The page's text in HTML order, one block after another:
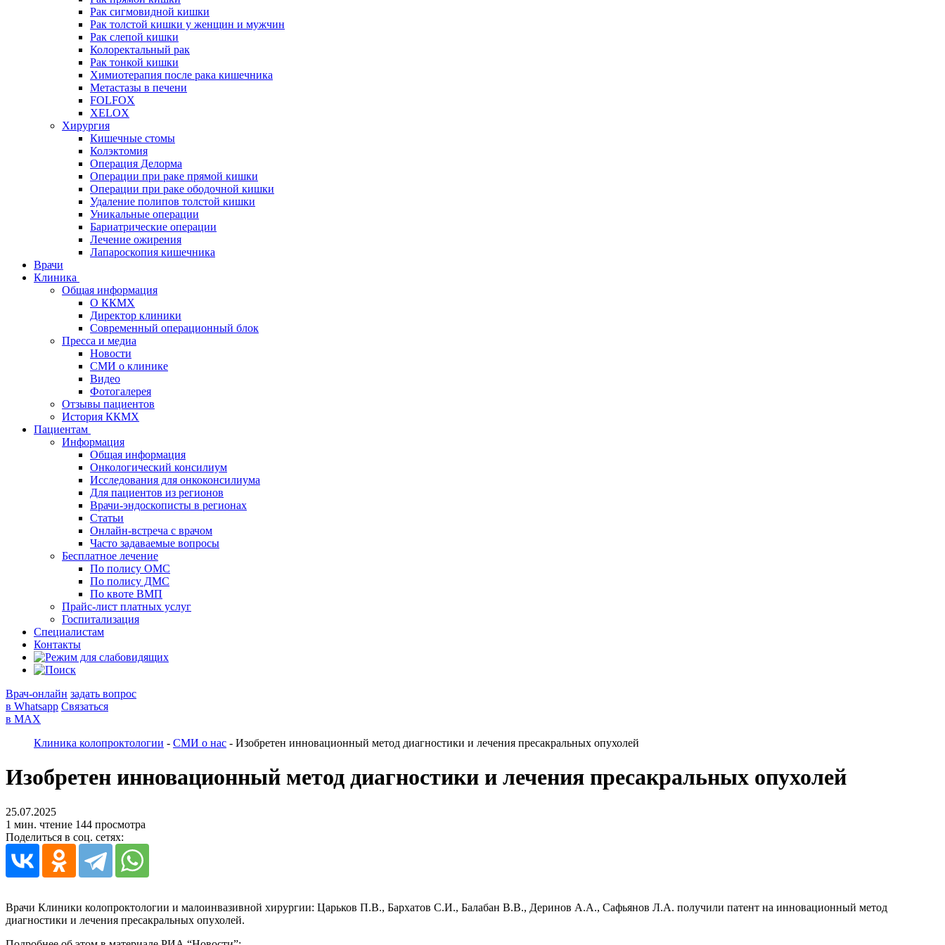
Рак сигмовидной кишки
Рак толстой кишки у женщин и мужчин
Рак слепой кишки
Колоректальный рак
Рак тонкой кишки
Химиотерапия после рака кишечника
Метастазы в печени
FOLFOX
XELOX
Хирургия
Кишечные стомы
Колэктомия
Операция Делорма
Операции при раке прямой кишки
Операции при раке ободочной кишки
Удаление полипов толстой кишки
Уникальные операции
Бариатрические операции
Лечение ожирения
Лапароскопия кишечника
Врачи
Клиника
Общая информация
О ККМХ
Директор клиники
Современный операционный блок
Пресса и медиа
Новости
СМИ о клинике
Видео
Фотогалерея
Отзывы пациентов
История ККМХ
Пациентам
Информация
Общая информация
Онкологический консилиум
Исследования для онкоконсилиума
Для пациентов из регионов
Врачи-эндоскописты в регионах
Статьи
Онлайн-встреча с врачом
Часто задаваемые вопросы
Бесплатное лечение
По полису ОМС
По полису ДМС
По квоте ВМП
Прайс-лист платных услуг
Госпитализация
Специалистам
Контакты
Врач-онлайн задать вопрос
в Whatsapp Связаться
в MAX
Клиника колопроктологии - СМИ о нас - Изобретен инновационный метод диагностики и лечения пресакральных опухолей
Изобретен инновационный метод диагностики и лечения пресакральных опухолей
25.07.2025
1 мин. чтение 144 просмотра
Поделиться в соц. сетях:
Врачи Клиники колопроктологии и малоинвазивной хирургии: Царьков П.В., Бархатов С.И., Балабан В.В., Деринов А.А., Сафьянов Л.А. получили патент на инновационный метод
диагностики и лечения пресакральных опухолей.